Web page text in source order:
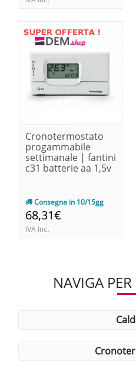
Cronotermostato
progammabile
settimanale | fantini
c31 batterie aa 1,5v
Consegna in 10/15gg
68,31€
IVA Inc.
NAVIGA